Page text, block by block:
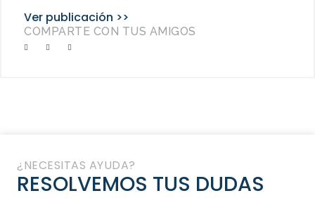
Ver publicación >>
COMPARTE CON TUS AMIGOS
¿NECESITAS AYUDA?
RESOLVEMOS TUS DUDAS